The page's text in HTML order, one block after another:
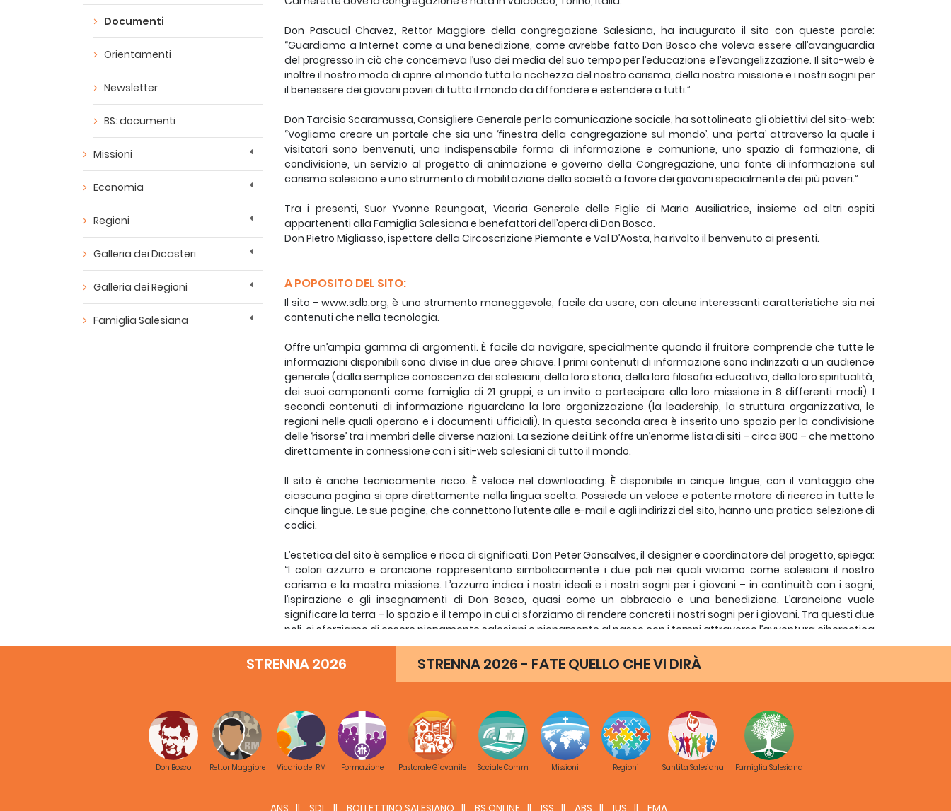
Documenti
Orientamenti
Newsletter
BS: documenti
Missioni
Economia
Regioni
Galleria dei Dicasteri
Galleria dei Regioni
Famiglia Salesiana
Don Pascual Chavez, Rettor Maggiore della congregazione Salesiana, ha inaugurato il sito con queste parole:
“Guardiamo a Internet come a una benedizione, come avrebbe fatto Don Bosco che voleva essere all’avanguardia
del progresso in ciò che concerneva l’uso dei media del suo tempo per l’educazione e l’evangelizzazione. Il sito-web è
inoltre il nostro modo di aprire al mondo tutta la ricchezza del nostro carisma, della nostra missione e i nostri sogni per
il benessere dei giovani poveri di tutto il mondo da diffondere e estendere a tutti.”
Don Tarcisio Scaramussa, Consigliere Generale per la comunicazione sociale, ha sottolineato gli obiettivi del sito-web:
“Vogliamo creare un portale che sia una ‘finestra della congregazione sul mondo’, una ‘porta’ attraverso la quale i
visitatori sono benvenuti, una indispensabile forma di informazione e comunione, uno spazio di formazione, di
condivisione, un servizio al progetto di animazione e governo della Congregazione, una fonte di informazione sul
carisma salesiano e uno strumento di mobilitazione della società a favore dei giovani specialmente dei più poveri.”
Tra i presenti, Suor Yvonne Reungoat, Vicaria Generale delle Figlie di Maria Ausiliatrice, insieme ad altri ospiti
appartenenti alla Famiglia Salesiana e benefattori dell’opera di Don Bosco.
Don Pietro Migliasso, ispettore della Circoscrizione Piemonte e Val D’Aosta, ha rivolto il benvenuto ai presenti.
A POPOSITO DEL SITO:
Il sito - www.sdb.org, è uno strumento maneggevole, facile da usare, con alcune interessanti caratteristiche sia nei
contenuti che nella tecnologia.
Offre un’ampia gamma di argomenti. È facile da navigare, specialmente quando il fruitore comprende che tutte le
informazioni disponibili sono divise in due aree chiave. I primi contenuti di informazione sono indirizzati a un audience
generale (dalla semplice conoscenza dei salesiani, della loro storia, della loro filosofia educativa, della loro spiritualità,
dei suoi componenti come famiglia di 21 gruppi, e un invito a partecipare alla loro missione in 8 differenti modi). I
secondi contenuti di informazione riguardano la loro organizzazione (la leadership, la struttura organizzativa, le
regioni nelle quali operano e i documenti ufficiali). In questa seconda area è inserito uno spazio per la condivisione
delle ‘risorse’ tra i membri delle diverse nazioni. La sezione dei Link offre un’enorme lista di siti – circa 800 – che mettono
direttamente in connessione con i siti-web salesiani di tutto il mondo.
Il sito è anche tecnicamente ricco. È veloce nel downloading. È disponibile in cinque lingue, con il vantaggio che
ciascuna pagina si apre direttamente nella lingua scelta. Possiede un veloce e potente motore di ricerca in tutte le
cinque lingue. Le sue pagine, che connettono l’utente alle e-mail e agli indirizzi del sito, hanno una pratica selezione di
codici.
L’estetica del sito è semplice e ricca di significati. Don Peter Gonsalves, il designer e coordinatore del progetto, spiega:
“I colori azzurro e arancione rappresentano simbolicamente i due poli nei quali viviamo come salesiani il nostro
carisma e la mostra missione. L’azzurro indica i nostri ideali e i nostri sogni per i giovani – in continuità con i sogni,
l’ispirazione e gli insegnamenti di Don Bosco, quasi come un abbraccio e una benedizione. L’arancione vuole
significare la terra – lo spazio e il tempo in cui ci sforziamo di rendere concreti i nostri sogni per i giovani. Tra questi due
poli, ci sforziamo di essere pienamente salesiani e pienamente al passo con i tempi attraverso l’avventura cibernetica
del sito rinnovato”.
L’esecuzione tecnica del progetto è stata portata avanti da Ipermedia Servizi – impresa che ha compreso bene le
Le traduzioni in 5 lingue sono state portate avanti da una rete di traduttori costituita da 14 Salesiani di tutto il globo
che comunicavano quotidianamente da nazioni diverse come Fiji, India, Italia, Francia, Belgio, Spagna, Brasile e
Irlanda.
STRENNA 2026 STRENNA 2026 - FATE QUELLO CHE VI DIRÀ
Don Bosco Rettor Maggiore Vicario del RM Formazione Pastorale Giovanile Sociale Comm. Missioni Regioni Santita Salesiana Famiglia Salesiana